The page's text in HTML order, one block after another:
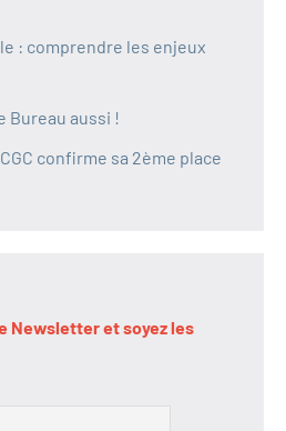
: comprendre les enjeux
Bureau aussi !
confirme sa 2ème place
Newsletter et soyez les